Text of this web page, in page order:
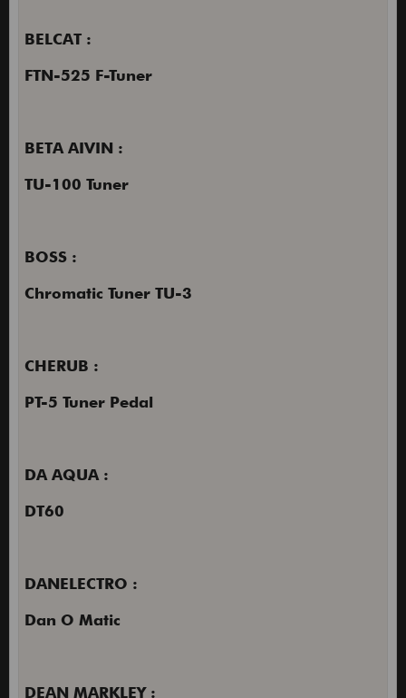
BELCAT :
FTN-525 F-Tuner
BETA AIVIN :
TU-100 Tuner
BOSS :
Chromatic Tuner TU-3
CHERUB :
PT-5 Tuner Pedal
DA AQUA :
DT60
DANELECTRO :
Dan O Matic
DEAN MARKLEY :